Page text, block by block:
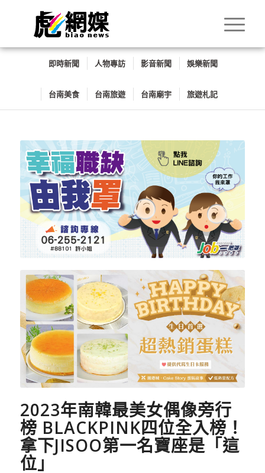
即時新聞 人物專訪 影音新聞 娛樂新聞
台南美食 台南旅遊 台南廟宇 旅遊札記
2023年南韓最美女偶像旁行
榜 BLACKPINK四位全入榜！
拿下JISOO第一名寶座是「這
位」